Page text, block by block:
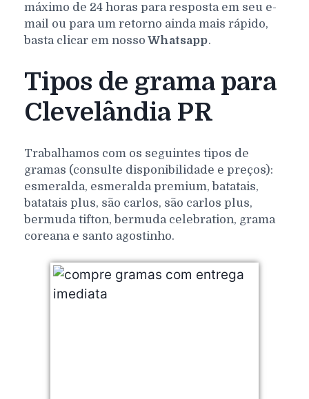
máximo de 24 horas para resposta em seu e-
mail ou para um retorno ainda mais rápido,
basta clicar em nosso Whatsapp.
Tipos de grama para
Clevelândia PR
Trabalhamos com os seguintes tipos de
gramas (consulte disponibilidade e preços):
esmeralda, esmeralda premium, batatais,
batatais plus, são carlos, são carlos plus,
bermuda tifton, bermuda celebration, grama
coreana e santo agostinho.